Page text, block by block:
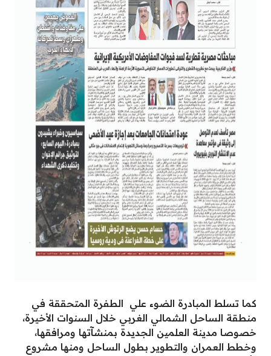
كما تسلط المبادرة الضوء علي الطفرة المتحققة في
منطقة الساحل الشمالي الغربي خلال السنوات الأخيرة،
خصوصا مدينة العلمين الجديدة بمنشآتها ومرافقها،
وخطط العمران والتطوير بطول الساحل ومنها مشروع